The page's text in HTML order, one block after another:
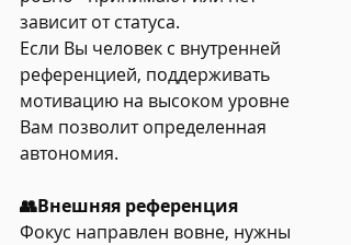
зависит от статуса.
Если Вы человек с внутренней
референцией, поддерживать
мотивацию на высоком уровне
Вам позволит определенная
автономия.
👥Внешняя референция
Фокус направлен вовне, нужны